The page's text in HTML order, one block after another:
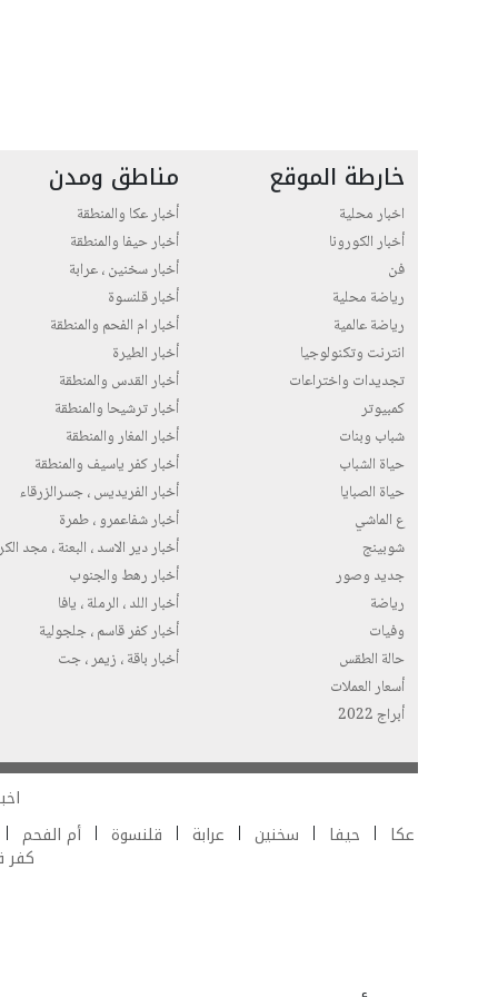
خارطة الموقع
اخبار محلية
أخبار الكورونا
فن
رياضة محلية
رياضة عالمية
انترنت وتكنولوجيا
تجديدات واختراعات
كمبيوتر
شباب وبنات
حياة الشباب
حياة الصبايا
ع الماشي
شوبينج
جديد وصور
رياضة
وفيات
حالة الطقس
أسعار العملات
أبراج 2022
مناطق ومدن
أخبار عكا والمنطقة
أخبار حيفا والمنطقة
أخبار سخنين ، عرابة
أخبار قلنسوة
أخبار ام الفحم والمنطقة
أخبار الطيرة
أخبار القدس والمنطقة
أخبار ترشيحا والمنطقة
أخبار المغار والمنطقة
أخبار كفر ياسيف والمنطقة
أخبار الفريديس ، جسرالزرقاء
أخبار شفاعمرو ، طمرة
أخبار دير الاسد ، البعنة ، مجد
أخبار رهط والجنوب
أخبار اللد ، الرملة ، يافا
أخبار كفر قاسم ، جلجولية
أخبار باقة ، زيمر ، جت
عكا
حيفا سخنين عرابة قلنسوة أم الفحم
كفر